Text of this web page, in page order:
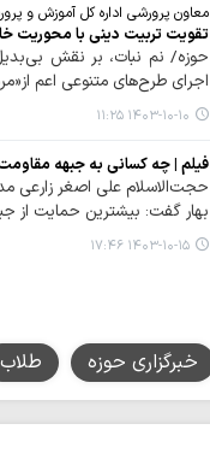
معاون پرورشی اداره کل آموزش و
تقویت تربیت دینی با محوریت
حوزه/ نم نبات، بر نقش
اجرای طرح‌های متنوعی اعم
۱۴۰۳-۱۰-۱۰ ۱۱:۲۵
فیلم | چه کسانی به جبهه
حجت‌الاسلام علی اصغر زارعی
بهار گفت: بیشترین حمایت از
۱۴۰۳-۱۰-۱۵ ۱۷:۴۶
خبرگزاری حوزه طلاب